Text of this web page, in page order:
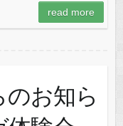
read more
お知ら